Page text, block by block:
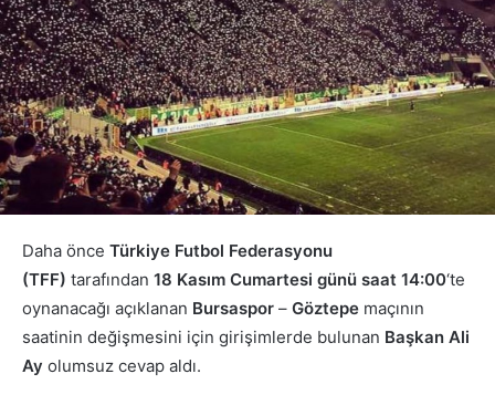
Daha önce Türkiye Futbol Federasyonu
(TFF) tarafından 18 Kasım Cumartesi günü saat 14:00‘te
oynanacağı açıklanan Bursaspor – Göztepe maçının
saatinin değişmesini için girişimlerde bulunan Başkan Ali
Ay olumsuz cevap aldı.